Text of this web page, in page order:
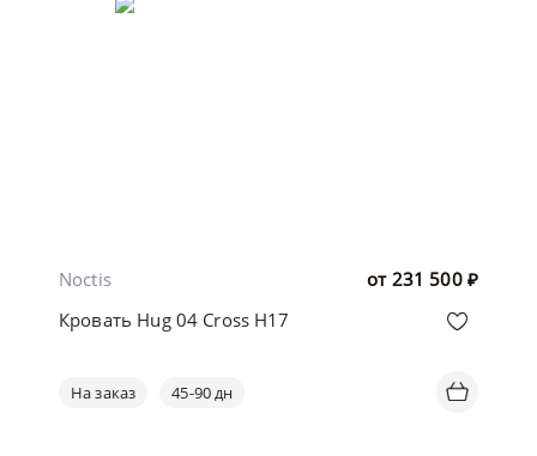
от 231 500 ₽
Noctis
Кровать Hug 04 Cross H17
На заказ 45-90 дн